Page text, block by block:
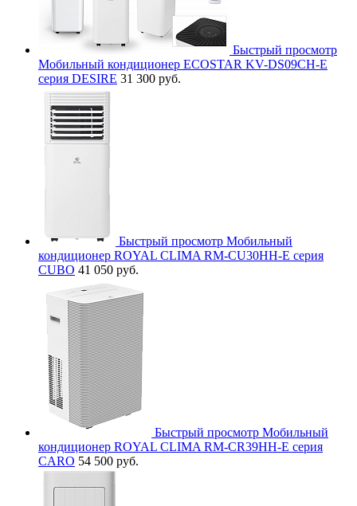
Быстрый просмотр
Мобильный кондиционер ECOSTAR KV-DS09CH-E
серия DESIRE 31 300 руб.
Быстрый просмотр Мобильный
кондиционер ROYAL CLIMA RM-CU30HH-E серия
CUBO 41 050 руб.
Быстрый просмотр Мобильный
кондиционер ROYAL CLIMA RM-CR39HH-E серия
CARO 54 500 руб.